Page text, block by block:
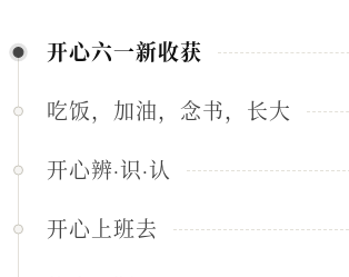
开心六一新收获
吃饭，加油，念书，长大
开心辨·识·认
开心上班去